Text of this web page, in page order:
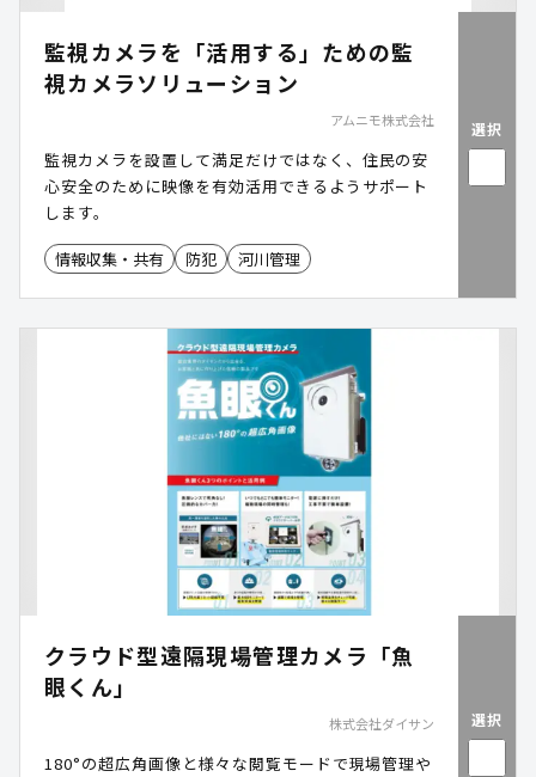
監視カメラを「活用する」ための監
視カメラソリューション
アムニモ株式会社
監視カメラを設置して満足だけではなく、住民の安
心安全のために映像を有効活用できるようサポート
します。
情報収集・共有 防犯 河川管理
選択
クラウド型遠隔現場管理カメラ「魚
眼くん」
株式会社ダイサン
180°の超広角画像と様々な閲覧モードで現場管理や
選択